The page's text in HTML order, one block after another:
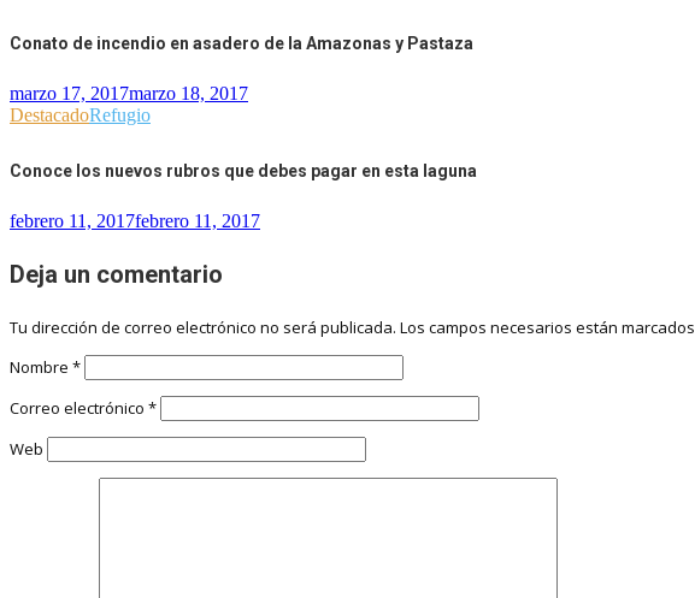
Conato de incendio en asadero de la Amazonas y Pastaza
marzo 17, 2017marzo 18, 2017
DestacadoRefugio
Conoce los nuevos rubros que debes pagar en esta laguna
febrero 11, 2017febrero 11, 2017
Deja un comentario
Tu dirección de correo electrónico no será publicada. Los campos necesarios están marcados
Nombre *
Correo electrónico *
Web